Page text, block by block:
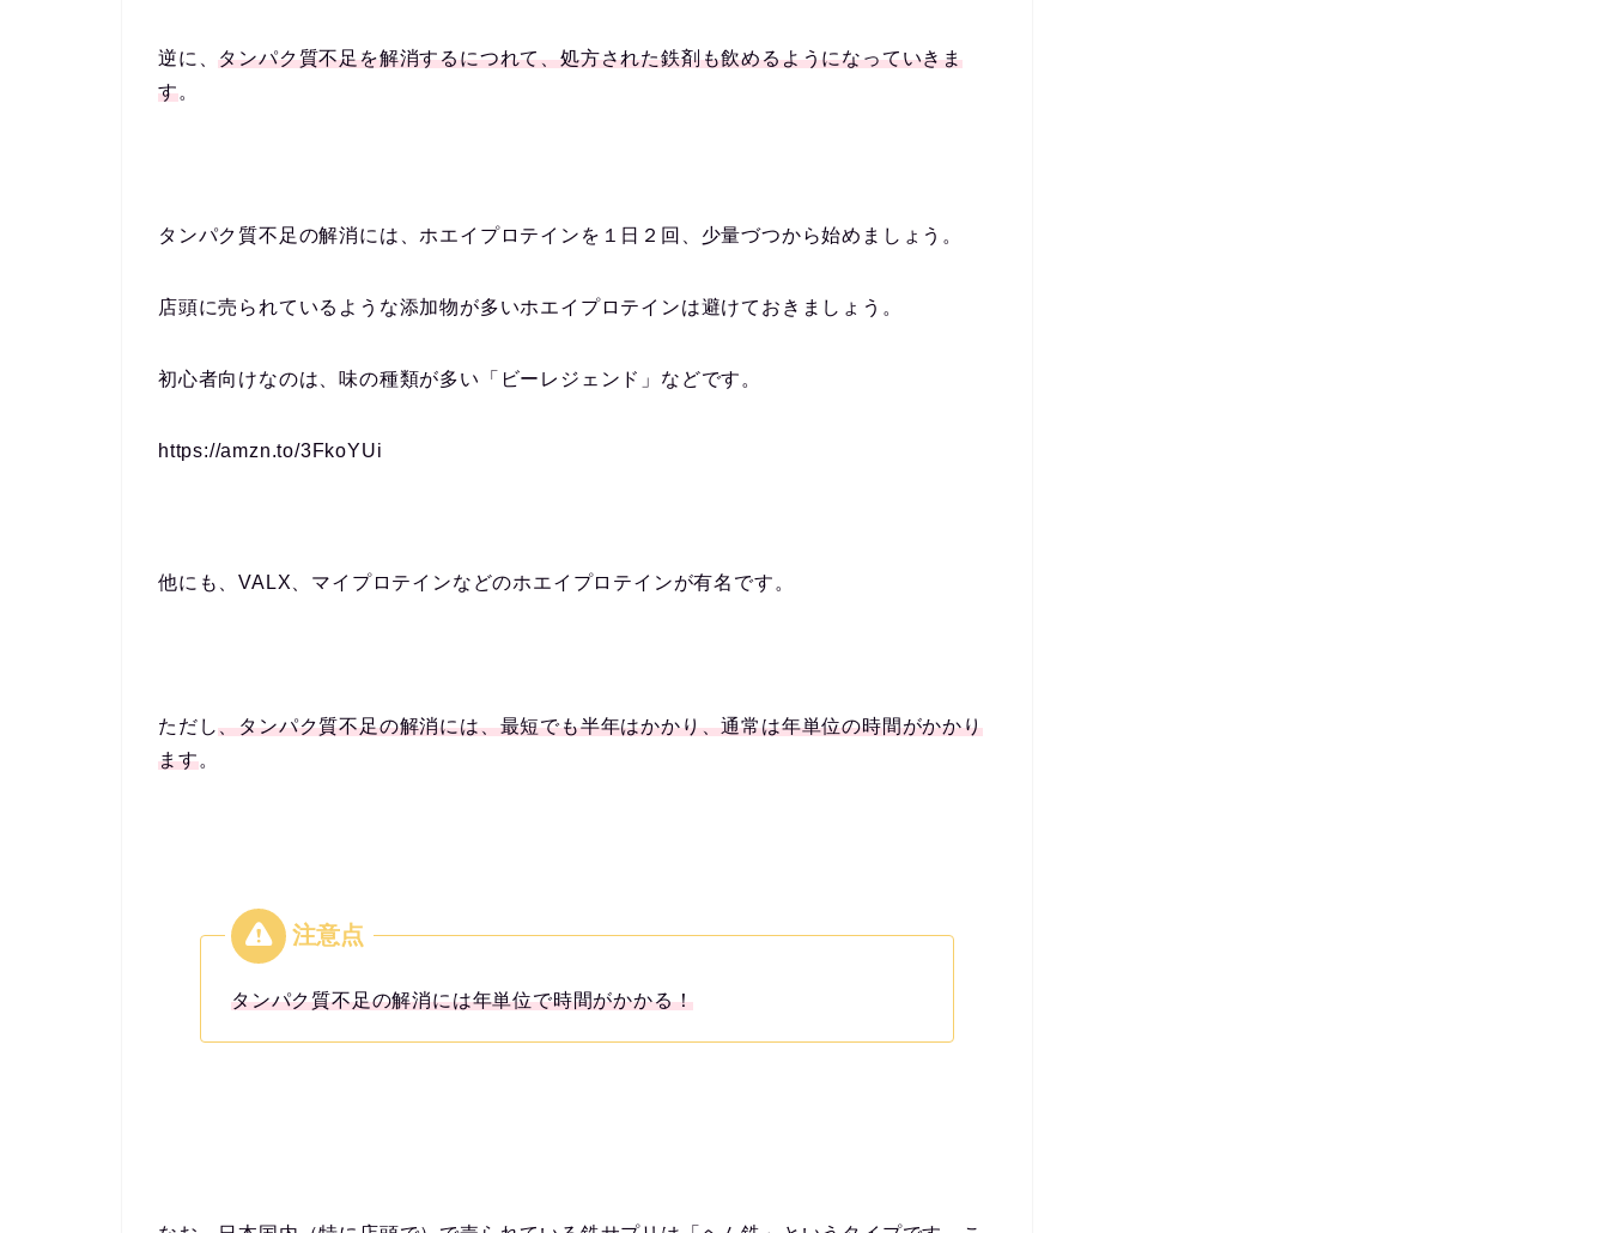
逆に、タンパク質不足を解消するにつれて、処方された鉄剤も飲めるようになっていきま
す。
タンパク質不足の解消には、ホエイプロテインを１日２回、少量づつから始めましょう。
店頭に売られているような添加物が多いホエイプロテインは避けておきましょう。
初心者向けなのは、味の種類が多い「ビーレジェンド」などです。
https://amzn.to/3FkoYUi
他にも、VALX、マイプロテインなどのホエイプロテインが有名です。
ただし、タンパク質不足の解消には、最短でも半年はかかり、通常は年単位の時間がかかり
ます。
タンパク質不足の解消には年単位で時間がかかる！